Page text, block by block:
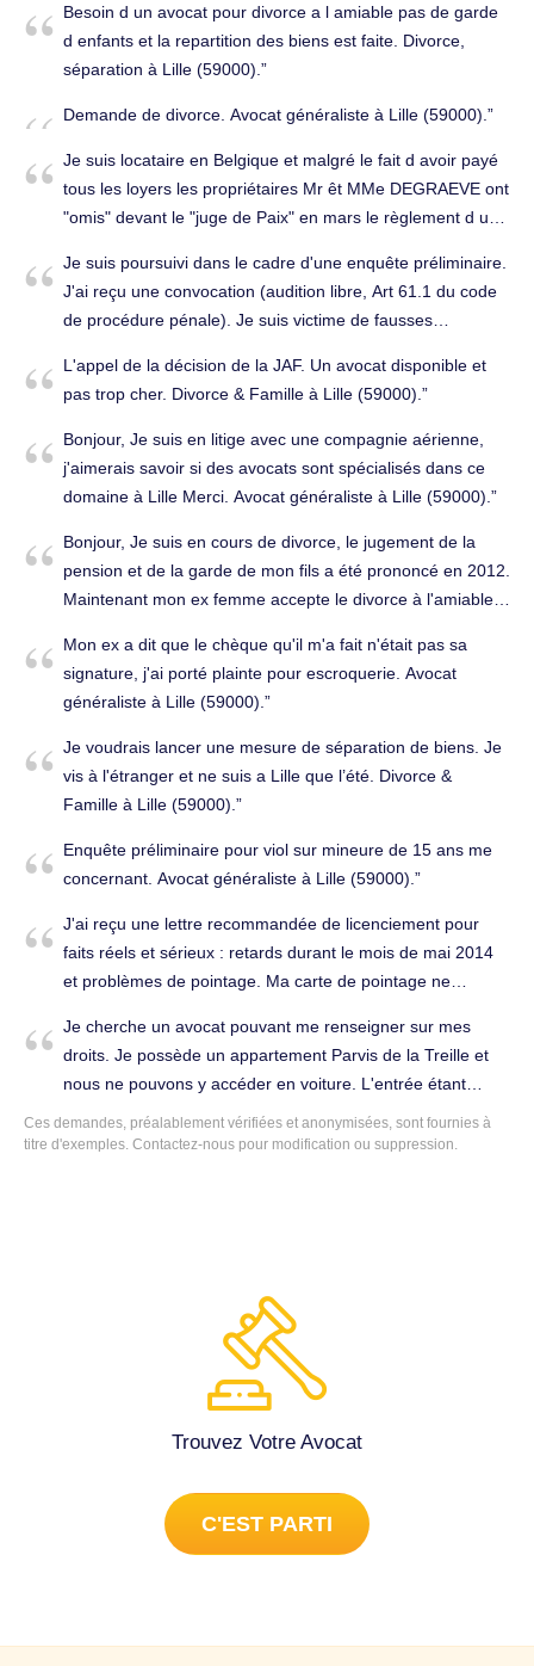
Besoin d un avocat pour divorce a l amiable pas de garde
d enfants et la repartition des biens est faite. Divorce,
séparation à Lille (59000).
Demande de divorce. Avocat généraliste à Lille (59000).
Je suis locataire en Belgique et malgré le fait d avoir payé
tous les loyers les propriétaires Mr êt MMe DEGRAEVE ont
"omis" devant le "juge de Paix" en mars le règlement d un
(890 Euros payés toute seule par moi) donc mensonge par
omission et du coup procédure d expulsion déclenchée
automatiquement. Il y aura un nouveau procès cette fois
au tribunal de 1ere instance de TOURNAI. Puis-je 1
empêcher l expulsion et sinon demander des
du prochain procès le 9 octobre à 9h. Je voudrais faire
déclarer l expulsion qui devrait avoir lieu ce mercredi à
10h30 comme abusive et illégale. Merci de votre réponse.
Droit public à Lille (59000).
Je suis poursuivi dans le cadre d'une enquête préliminaire.
J'ai reçu une convocation (audition libre, Art 61.1 du code
de procédure pénale). Je suis victime de fausses
mineure de quinze ans par ascendant commis entre 2006
et 2009. . Avocat généraliste à Lille (59000).
L'appel de la décision de la JAF. Un avocat disponible et
pas trop cher. Divorce & Famille à Lille (59000).
Bonjour, Je suis en litige avec une compagnie aérienne,
j'aimerais savoir si des avocats sont spécialisés dans ce
domaine à Lille Merci. Avocat généraliste à Lille (59000).
Bonjour, Je suis en cours de divorce, le jugement de la
pension et de la garde de mon fils a été prononcé en 2012.
Maintenant mon ex femme accepte le divorce à l'amiable.
pour que je reprenne mon dossier. Je voudrais savoir votre
tarif. Je signale que je réside au Maroc actuellement mais
je peux aller en France quand c'est nécessaire
Cordialement. Divorce & Famille à Lille (59000).
Mon ex a dit que le chèque qu'il m'a fait n'était pas sa
signature, j'ai porté plainte pour escroquerie. Avocat
généraliste à Lille (59000).
Je voudrais lancer une mesure de séparation de biens. Je
vis à l'étranger et ne suis a Lille que l’été. Divorce &
Famille à Lille (59000).
Enquête préliminaire pour viol sur mineure de 15 ans me
concernant. Avocat généraliste à Lille (59000).
J'ai reçu une lettre recommandée de licenciement pour
faits réels et sérieux : retards durant le mois de mai 2014
et problèmes de pointage. Ma carte de pointage ne
nouvelle carte, mais je n'ai jamais rien reçu. Licenciement
& Travail à Lille (59000).
Je cherche un avocat pouvant me renseigner sur mes
droits. Je possède un appartement Parvis de la Treille et
nous ne pouvons y accéder en voiture. L'entrée étant
bloquée par des plots installés par la ville. Je ne peux plus
louer ce bien : ce n'est pas sécurisant, pas commode pour
Ces demandes, préalablement vérifiées et anonymisées, sont fournies à
titre d'exemples. Contactez-nous pour modification ou suppression.
Trouvez Votre Avocat
C'EST PARTI